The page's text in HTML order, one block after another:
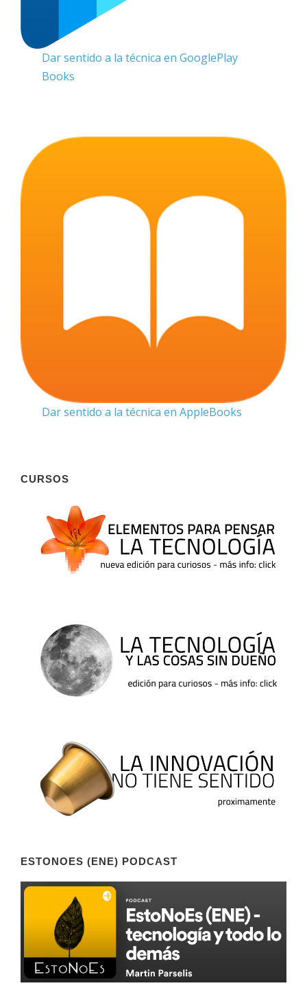
Dar sentido a la técnica en GooglePlay
Books
Dar sentido a la técnica en AppleBooks
CURSOS
ESTONOES (ENE) PODCAST